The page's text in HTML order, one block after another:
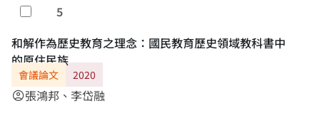
勾選
5
和解作為歷史教育之理念：國民教育歷史領域教科書中
的原住民族
會議論文 2020
account_circle張鴻邦、李岱融